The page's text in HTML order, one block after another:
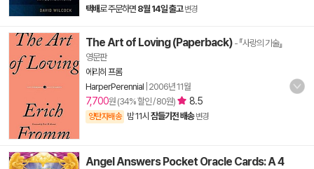
택배로 주문하면 8월 14일 출고 변경
The Art of Loving (Paperback) - 『사랑의 기술』
영문판
에리히 프롬
HarperPerennial 2006년 11월
7,700원 (34% 할인 / 80원) 8.5
양탄자배송 밤 11시 잠들기전 배송 변경
Angel Answers Pocket Oracle Cards: A 4